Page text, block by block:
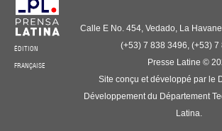
ÉDITION
FRANÇAISE
Calle E No. 454, Vedado, La
(+53) 7 838 3496, (+53) 7
Presse Latine ©
Site conçu et développé par le
Développement du Département
Latina.